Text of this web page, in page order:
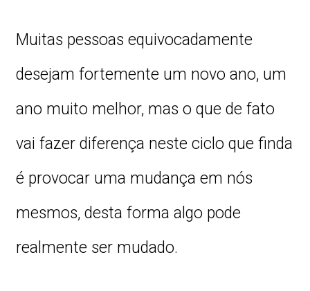
Muitas pessoas equivocadamente
desejam fortemente um novo ano, um
ano muito melhor, mas o que de fato
vai fazer diferença neste ciclo que finda
é provocar uma mudança em nós
mesmos, desta forma algo pode
realmente ser mudado.